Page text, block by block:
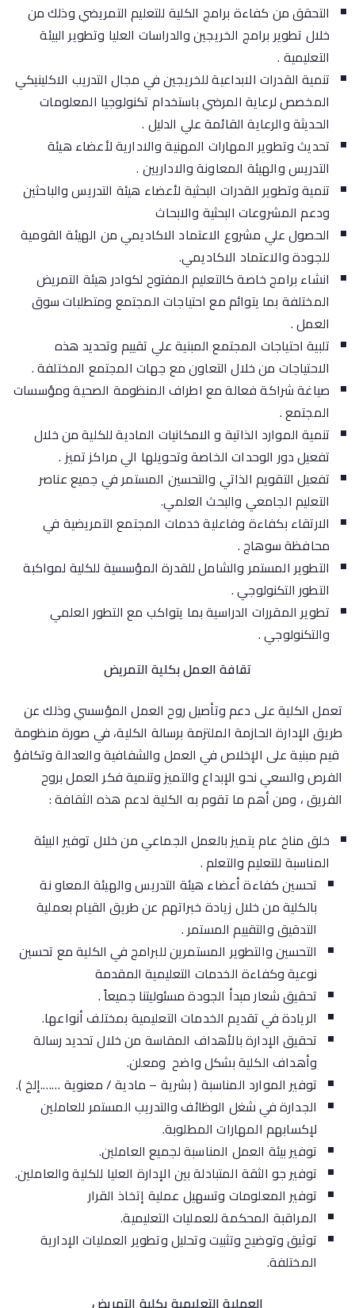
التحقق من كفاءة برامج الكلية للتعليم التمريضي وذلك من
خلال تطوير برامج الخريجين والدراسات العليا وتطوير البيئة
التعليمية .
تنمية القدرات الابداعية للخريجين في مجال التدريب الاكلينيكي
المخصص لرعاية المرضي باستخدام تكنولوجيا المعلومات
الحديثة والرعاية القائمة علي الدليل .
تحديث وتطوير المهارات المهنية والادارية لأعضاء هيئة
التدريس والهيئة المعاونة والاداريين .
تنمية وتطوير القدرات البحثية لأعضاء هيئة التدريس والباحثين
ودعم المشروعات البحثية والابحاث
الحصول علي مشروع الاعتماد الاكاديمي من الهيئة القومية
للجودة والاعتماد الاكاديمي.
انشاء برامج خاصة كالتعليم المفتوح لكوادر هيئة التمريض
المختلفة بما يتوائم مع احتياجات المجتمع ومتطلبات سوق
العمل .
تلبية احتياجات المجتمع المبنية علي تقييم وتحديد هذه
الاحتياجات من خلال التعاون مع جهات المجتمع المختلفة .
صياغة شراكة فعالة مع اطراف المنظومة الصحية ومؤسسات
المجتمع .
تنمية الموارد الذاتية و الامكانيات المادية للكلية من خلال
تفعيل دور الوحدات الخاصة وتحويلها الي مراكز تميز .
تفعيل التقويم الذاتي والتحسين المستمر في جميع عناصر
التعليم الجامعي والبحث العلمي.
الارتقاء بكفاءة وفاعلية خدمات المجتمع التمريضية في
محافظة سوهاج .
التطوير المستمر والشامل للقدرة المؤسسية للكلية لمواكبة
التطور التكنولوجي .
تطوير المقررات الدراسية بما يتواكب مع التطور العلمي
والتكنولوجي .
تقافة العمل بكلية التمريض
تعمل الكلية على دعم وتأصيل روح العمل المؤسسي وذلك عن
طريق الإدارة الحازمة الملتزمة برسالة الكلية، في صورة منظومة
قيم مبنية على الإخلاص في العمل والشفافية والعدالة وتكافؤ
الفرص والسعي نحو الإبداع والتميز وتنمية فكر العمل بروح
الفريق ، ومن أهم ما تقوم به الكلية لدعم هذه الثقافة :
خلق مناخ عام يتميز بالعمل الجماعي من خلال توفير البيئة
المناسبة للتعليم والتعلم .
تحسين كفاءة أعضاء هيئة التدريس والهيئة المعاو نة
بالكلية من خلال زيادة خبراتهم عن طريق القيام بعملية
التدقيق والتقييم المستمر .
التحسين والتطوير المستمرين للبرامج في الكلية مع تحسين
نوعية وكفاءة الخدمات التعليمية المقدمة
تحقيق شعار مبدأ الجودة مسئوليتنا جميعاً .
الريادة في تقديم الخدمات التعليمية بمختلف أنواعها.
تحقيق الإدارة بالأهداف المقاسة من خلال تحديد رسالة
وأهداف الكلية بشكل واضح ومعلن.
توفير الموارد المناسبة ( بشرية – مادية / معنوية …….إلخ ).
الجدارة في شغل الوظائف والتدريب المستمر للعاملين
لإكسابهم المهارات المطلوبة.
توفير بيئة العمل المناسبة لجميع العاملين.
توفير جو الثقة المتبادلة بين الإدارة العليا للكلية والعاملين.
توفير المعلومات وتسهيل عملية إتخاذ القرار
المراقبة المحكمة للعمليات التعليمية.
توثيق وتوضيح وتثبيت وتحليل وتطوير العمليات الإدارية
المختلفة.
العملية التعليمية بكلية التمريض